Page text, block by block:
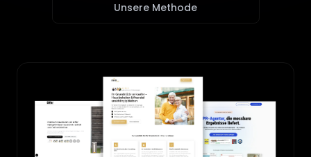
Unsere Methode